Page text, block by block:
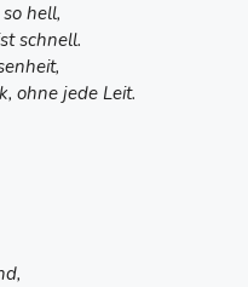
hell,
schnell.
ohne jede Leit.